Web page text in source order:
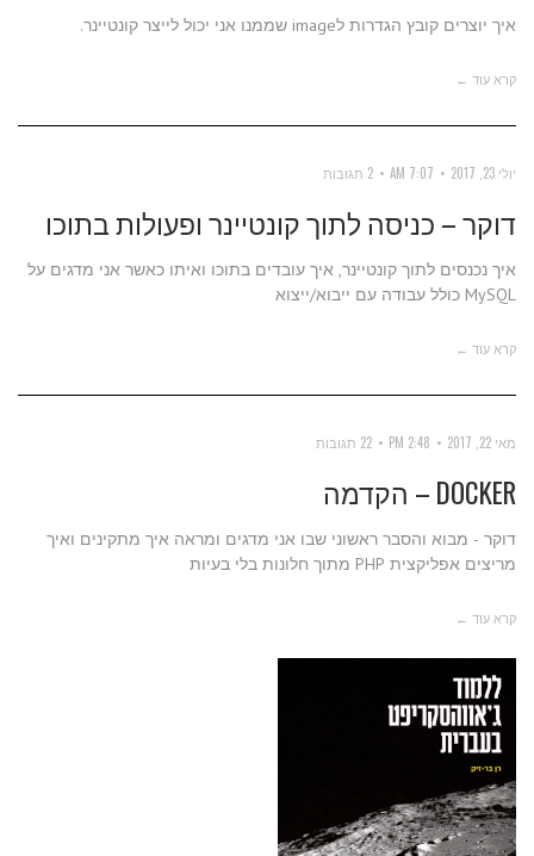
איך יוצרים קובץ הגדרות לimage שממנו אני יכול לייצר קונטיינר.
קרא עוד ←
יולי 23, 2017 7:07 AM 2 תגובות
דוקר – כניסה לתוך קונטיינר ופעולות בתוכו
איך נכנסים לתוך קונטיינר, איך עובדים בתוכו ואיתו כאשר אני מדגים על
MySQL כולל עבודה עם ייבוא/ייצוא
קרא עוד ←
מאי 22, 2017 2:48 PM 22 תגובות
DOCKER – הקדמה
דוקר - מבוא והסבר ראשוני שבו אני מדגים ומראה איך מתקינים ואיך
מריצים אפליקצית PHP מתוך חלונות בלי בעיות
קרא עוד ←